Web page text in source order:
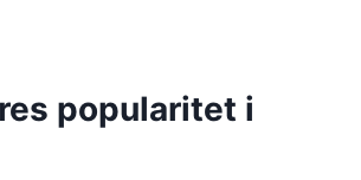
popularitet i